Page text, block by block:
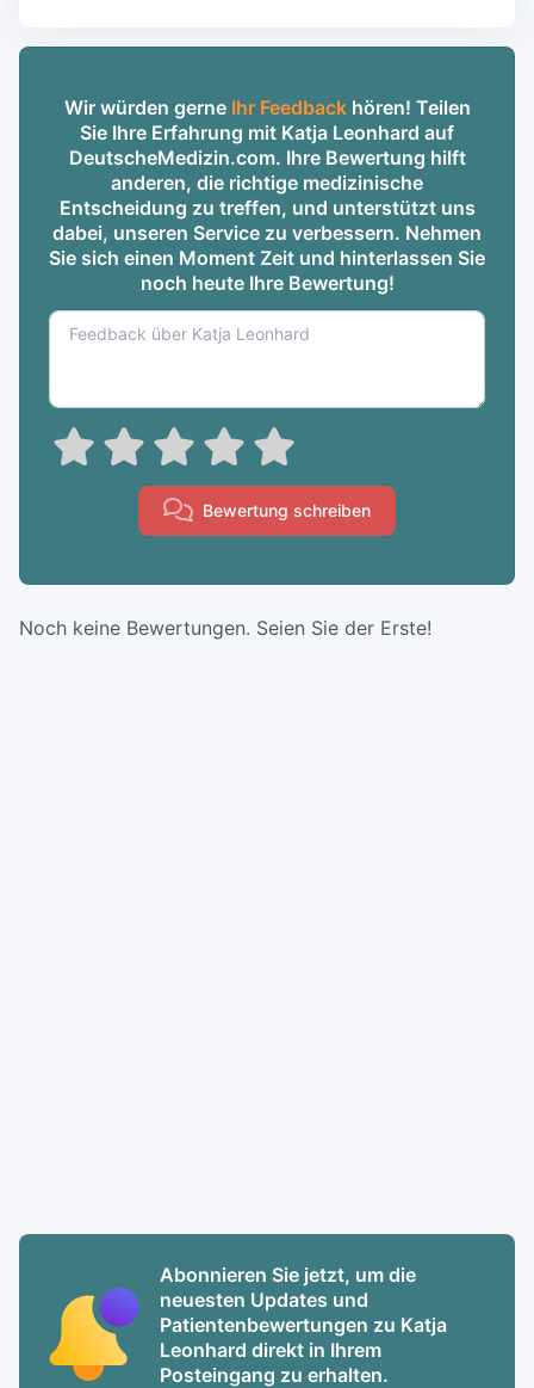
Wir würden gerne Ihr Feedbackhören! Teilen
Sie Ihre Erfahrung mit Katja Leonhard auf
DeutscheMedizin.com. Ihre Bewertung hilft
anderen, die richtige medizinische
Entscheidung zu treffen, und unterstützt uns
dabei, unseren Service zu verbessern. Nehmen
Sie sich einen Moment Zeit und hinterlassen Sie
noch heute Ihre Bewertung!
Bewertung schreiben
Noch keine Bewertungen. Seien Sie der Erste!
Abonnieren Sie jetzt, um die
neuesten Updates und
Patientenbewertungen zu Katja
Leonhard direkt in Ihrem
Posteingang zu erhalten.